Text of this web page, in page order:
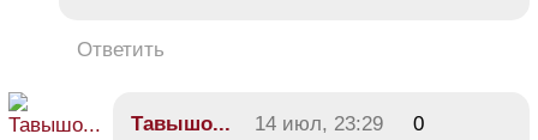
Ответить
Тавышо... 14 июл, 23:29
0